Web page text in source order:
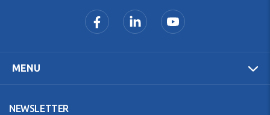
MENU
NEWSLETTER